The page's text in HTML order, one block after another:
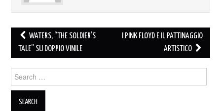
Post
navigation
WATERS, “THE SOLDIER’S
TALE” SU DOPPIO VINILE
I PINK FLOYD E IL PATTINAGGIO
ARTISTICO
for: